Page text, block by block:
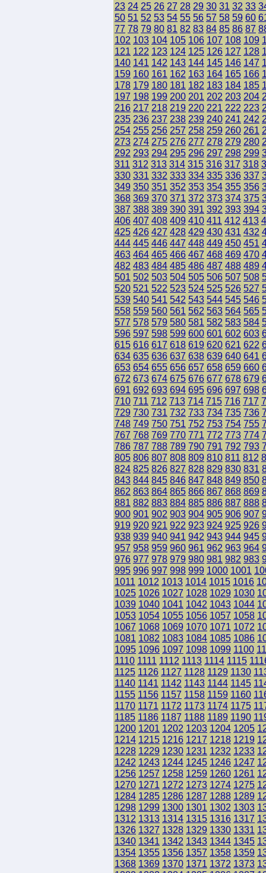
23 24 25 26 27 28 29 30 31 32 33
50 51 52 53 54 55 56 57 58 59 60
77 78 79 80 81 82 83 84 85 86 87
102 103 104 105 106 107 108 109
121 122 123 124 125 126 127 128
140 141 142 143 144 145 146 147
159 160 161 162 163 164 165 166
178 179 180 181 182 183 184 185
197 198 199 200 201 202 203 204
216 217 218 219 220 221 222 223
235 236 237 238 239 240 241 242
254 255 256 257 258 259 260 261
273 274 275 276 277 278 279 280
292 293 294 295 296 297 298 299
311 312 313 314 315 316 317 318
330 331 332 333 334 335 336 337
349 350 351 352 353 354 355 356
368 369 370 371 372 373 374 375
387 388 389 390 391 392 393 394
406 407 408 409 410 411 412 413
425 426 427 428 429 430 431 432
444 445 446 447 448 449 450 451
463 464 465 466 467 468 469 470
482 483 484 485 486 487 488 489
501 502 503 504 505 506 507 508
520 521 522 523 524 525 526 527
539 540 541 542 543 544 545 546
558 559 560 561 562 563 564 565
577 578 579 580 581 582 583 584
596 597 598 599 600 601 602 603
615 616 617 618 619 620 621 622
634 635 636 637 638 639 640 641
653 654 655 656 657 658 659 660
672 673 674 675 676 677 678 679
691 692 693 694 695 696 697 698
710 711 712 713 714 715 716 717
729 730 731 732 733 734 735 736
748 749 750 751 752 753 754 755
767 768 769 770 771 772 773 774
786 787 788 789 790 791 792 793
805 806 807 808 809 810 811 812
824 825 826 827 828 829 830 831
843 844 845 846 847 848 849 850
862 863 864 865 866 867 868 869
881 882 883 884 885 886 887 888
900 901 902 903 904 905 906 907
919 920 921 922 923 924 925 926
938 939 940 941 942 943 944 945
957 958 959 960 961 962 963 964
976 977 978 979 980 981 982 983
995 996 997 998 999 1000 1001
1011 1012 1013 1014 1015 1016
1025 1026 1027 1028 1029 1030
1039 1040 1041 1042 1043 1044
1053 1054 1055 1056 1057 1058
1067 1068 1069 1070 1071 1072
1081 1082 1083 1084 1085 1086
1095 1096 1097 1098 1099 1100
1110 1111 1112 1113 1114 1115
1125 1126 1127 1128 1129 1130
1140 1141 1142 1143 1144 1145
1155 1156 1157 1158 1159 1160
1170 1171 1172 1173 1174 1175
1185 1186 1187 1188 1189 1190
1200 1201 1202 1203 1204 1205
1214 1215 1216 1217 1218 1219
1228 1229 1230 1231 1232 1233
1242 1243 1244 1245 1246 1247
1256 1257 1258 1259 1260 1261
1270 1271 1272 1273 1274 1275
1284 1285 1286 1287 1288 1289
1298 1299 1300 1301 1302 1303
1312 1313 1314 1315 1316 1317
1326 1327 1328 1329 1330 1331
1340 1341 1342 1343 1344 1345
1354 1355 1356 1357 1358 1359
1368 1369 1370 1371 1372 1373